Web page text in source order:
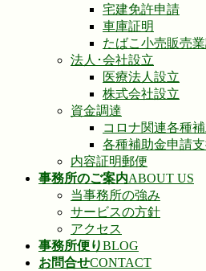
宅建免許申請
車庫証明
たばこ小売販売
法人･会社設立
医療法人設立
株式会社設立
資金調達
コロナ関連各種
各種補助金申請
内容証明郵便
事務所のご案内ABOUT US
当事務所の強み
サービスの方針
アクセス
事務所便りBLOG
お問合せCONTACT